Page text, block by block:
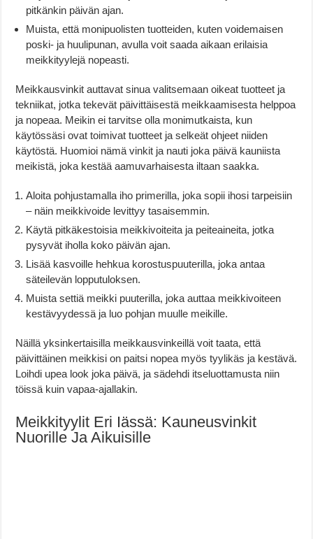
pitkänkin päivän ajan.
Muista, että monipuolisten tuotteiden, kuten voidemaisen
poski- ja huulipunan, avulla voit saada aikaan erilaisia
meikkityylejä nopeasti.
Meikkausvinkit auttavat sinua valitsemaan oikeat tuotteet ja
tekniikat, jotka tekevät päivittäisestä meikkaamisesta helppoa
ja nopeaa. Meikin ei tarvitse olla monimutkaista, kun
käytössäsi ovat toimivat tuotteet ja selkeät ohjeet niiden
käytöstä. Huomioi nämä vinkit ja nauti joka päivä kauniista
meikistä, joka kestää aamuvarhaisesta iltaan saakka.
Aloita pohjustamalla iho primerilla, joka sopii ihosi tarpeisiin
– näin meikkivoide levittyy tasaisemmin.
Käytä pitkäkestoisia meikkivoiteita ja peiteaineita, jotka
pysyvät iholla koko päivän ajan.
Lisää kasvoille hehkua korostuspuuterilla, joka antaa
säteilevän lopputuloksen.
Muista settiä meikki puuterilla, joka auttaa meikkivoiteen
kestävyydessä ja luo pohjan muulle meikille.
Näillä yksinkertaisilla meikkausvinkeillä voit taata, että
päivittäinen meikkisi on paitsi nopea myös tyylikäs ja kestävä.
Loihdi upea look joka päivä, ja sädehdi itseluottamusta niin
töissä kuin vapaa-ajallakin.
Meikkityylit Eri Iässä: Kauneusvinkit
Nuorille Ja Aikuisille